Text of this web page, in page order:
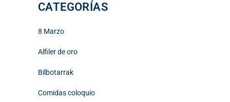
CATEGORÍAS
8 Marzo
Alfiler de oro
Bilbotarrak
Comidas coloquio